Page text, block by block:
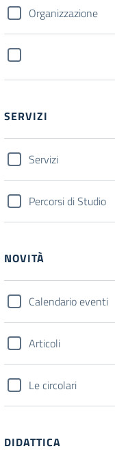
Organizzazione
SERVIZI
Servizi
Percorsi di Studio
NOVITÀ
Calendario eventi
Articoli
Le circolari
DIDATTICA